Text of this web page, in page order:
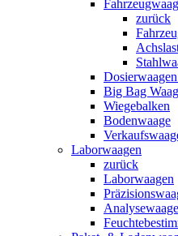
zurück
Big Bag
Wiegebalken
Bodenwaage
Laborwaagen
zurück
Laborwaagen